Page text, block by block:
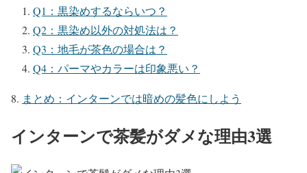
Q1：黒染めするならいつ？
Q2：黒染め以外の対処法は？
Q3：地毛が茶色の場合は？
Q4：パーマやカラーは印象悪い？
まとめ：インターンでは暗めの髪色にしよう
インターンで茶髪がダメな理由3選